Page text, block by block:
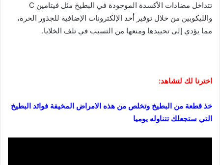
تتداخل مضادات الأكسدة الموجودة في البطيخ مثل فيتامين C
والليكوبين من خلال توفير أحد الإلكترونات الإضافية للجذور الحرة،
مما يؤدي إلى تحييدها ومنعها من التسبب في تلف الخلايا.
اخترنا لك لتشاهد:
خذ قطعة من البطيخ وتخلص من هذه الامراض المخيفة فوائد البطيخ
التي ستجعلك تتناوله يوميا